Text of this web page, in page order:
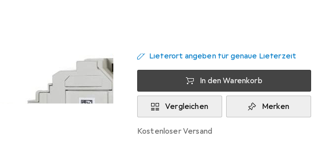
Lieferort angeben für genaue Lieferzeit
In den Warenkorb
Vergleichen Merken
kostenloser Versand